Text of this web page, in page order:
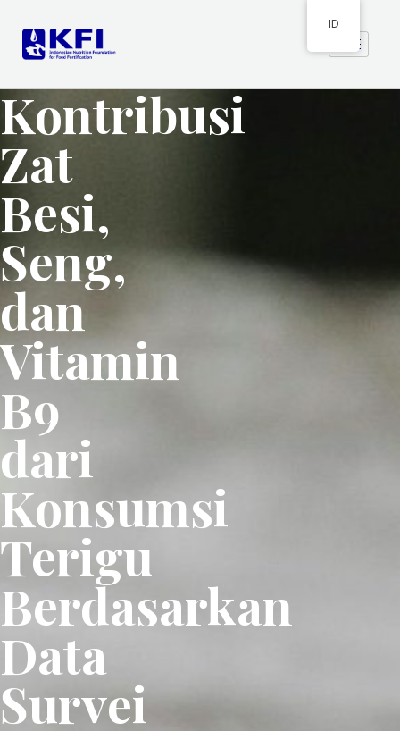
Kontribusi
Zat
Besi,
Seng,
dan
Vitamin
B9
dari
Konsumsi
Terigu
Berdasarkan
Data
Survei
ID